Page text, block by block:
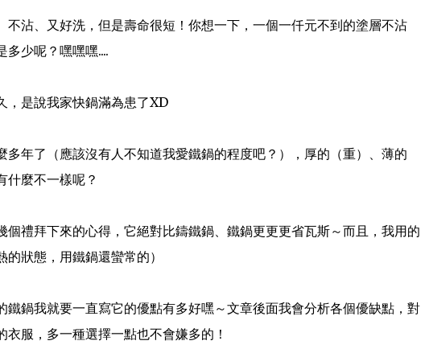
沾、又好洗，但是壽命很短！你想一下，一個一仟元不到的塗層不沾
少呢？嘿嘿嘿....
，是說我家快鍋滿為患了XD
年了（應該沒有人不知道我愛鐵鍋的程度吧？），厚的（重）、薄的
什麼不一樣呢？
禮拜下來的心得，它絕對比鑄鐵鍋、鐵鍋更更更省瓦斯～而且，我用的
狀態，用鐵鍋還蠻常的）
鍋我就要一直寫它的優點有多好嘿～文章後面我會分析各個優缺點，對
服，多一種選擇一點也不會嫌多的！